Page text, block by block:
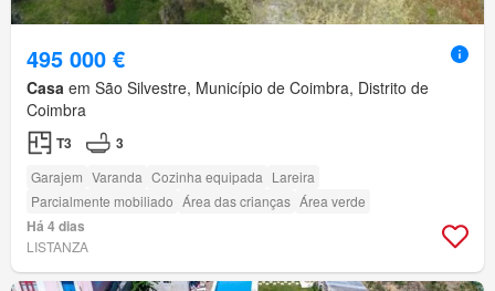
495 000 €
Casa em São Silvestre, Município de Coimbra, Distrito de
Coimbra
T3 3
Garajem Varanda Cozinha equipada Lareira
Parcialmente mobiliado Área das crianças Área verde
Há 4 dias
LISTANZA